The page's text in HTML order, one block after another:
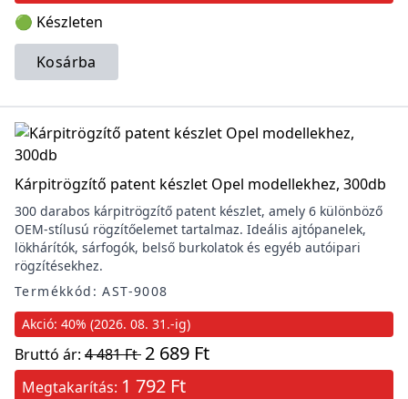
🟢 Készleten
Kosárba
Kárpitrögzítő patent készlet Opel modellekhez, 300db
300 darabos kárpitrögzítő patent készlet, amely 6 különböző
OEM-stílusú rögzítőelemet tartalmaz. Ideális ajtópanelek,
lökhárítók, sárfogók, belső burkolatok és egyéb autóipari
rögzítésekhez.
Termékkód: AST-9008
Akció: 40% (2026. 08. 31.-ig)
Bruttó ár: 4 481 Ft 2 689 Ft
Megtakarítás: 1 792 Ft